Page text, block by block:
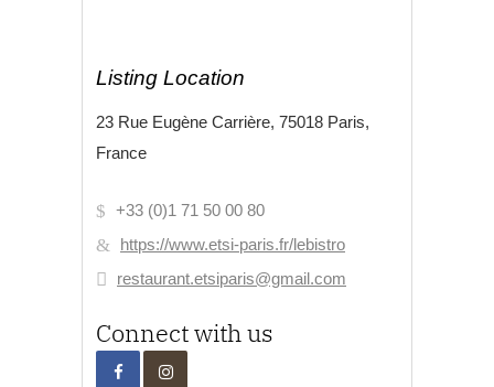
Listing Location
23 Rue Eugène Carrière, 75018 Paris,
France
+33 (0)1 71 50 00 80
https://www.etsi-paris.fr/lebistro
restaurant.etsiparis@gmail.com
Connect with us